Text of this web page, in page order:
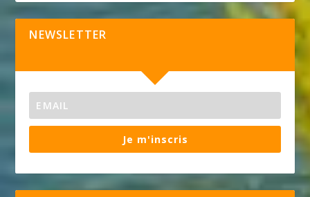
NEWSLETTER
Je m'inscris